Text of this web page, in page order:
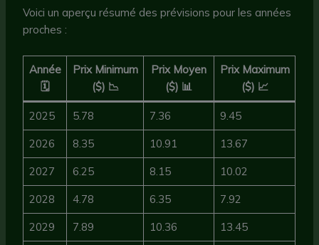
Voici un aperçu résumé des prévisions pour les années
proches :
Année
🗓️
Prix Minimum
($) 📉
Prix Moyen
($) 📊
Prix Maximum
($) 📈
2025 5.78 7.36 9.45
2026 8.35 10.91 13.67
2027 6.25 8.15 10.02
2028 4.78 6.35 7.92
2029 7.89 10.36 13.45